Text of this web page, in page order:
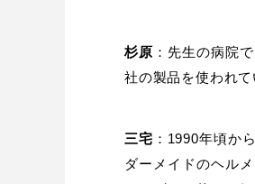
杉原 ：先生の病院
社の製品を使われ
三宅 ：1990年頃か
ダーメイドのヘル